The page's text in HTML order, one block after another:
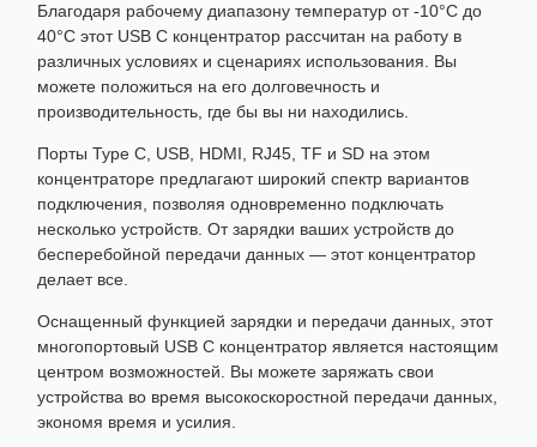
Благодаря рабочему диапазону температур от -10°C до
40°C этот USB C концентратор рассчитан на работу в
различных условиях и сценариях использования. Вы
можете положиться на его долговечность и
производительность, где бы вы ни находились.
Порты Type C, USB, HDMI, RJ45, TF и SD на этом
концентраторе предлагают широкий спектр вариантов
подключения, позволяя одновременно подключать
несколько устройств. От зарядки ваших устройств до
бесперебойной передачи данных — этот концентратор
делает все.
Оснащенный функцией зарядки и передачи данных, этот
многопортовый USB C концентратор является настоящим
центром возможностей. Вы можете заряжать свои
устройства во время высокоскоростной передачи данных,
экономя время и усилия.